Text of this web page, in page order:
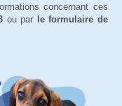
concernant ces
ou par
le formulaire de